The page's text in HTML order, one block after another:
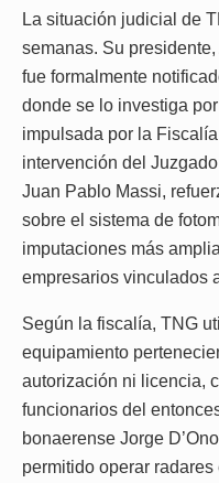
La situación judicial de
semanas. Su
fue formalmente
donde se lo investiga
impulsada por la
intervención del
Juan Pablo Massi,
sobre el sistema de
imputaciones más
empresarios vinculados
Según la fiscalía, TNG
equipamiento
autorización ni licencia,
funcionarios del
bonaerense Jorge
permitido operar